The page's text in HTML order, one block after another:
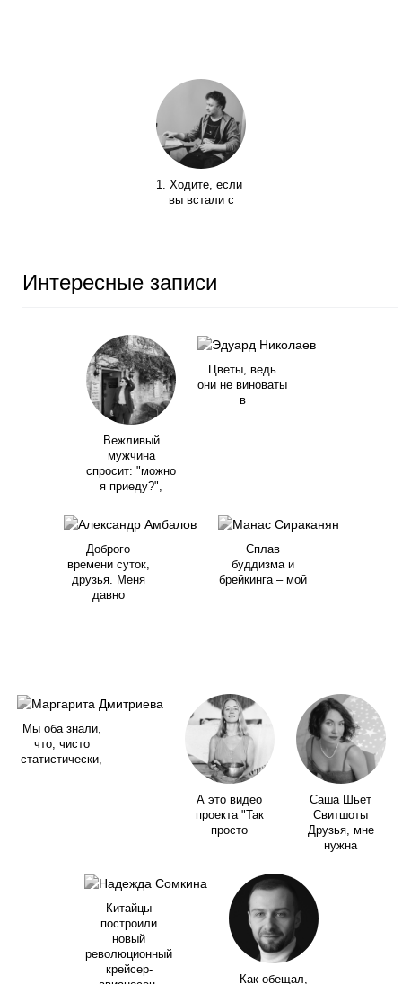
1. Ходите, если
вы встали с
Интересные записи
Вежливый
мужчина
спросит: "можно
я приеду?",
Цветы, ведь
они не виноваты
в
Доброго
времени суток,
друзья. Меня
давно
Сплав
буддизма и
брейкинга – мой
Мы оба знали,
что, чисто
статистически,
А это видео
проекта "Так
просто
Саша Шьет
Свитшоты
Друзья, мне
нужна
Китайцы
построили
новый
революционный
крейсер-
Как обещал,